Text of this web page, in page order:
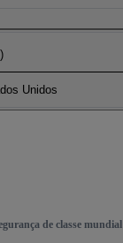
Unidos
de classe mundial